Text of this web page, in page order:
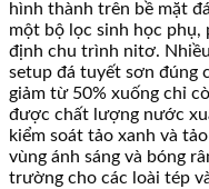
hình thành trên bề mặt
một bộ lọc sinh học phụ,
định chu trình nitơ.
setup đá tuyết sơn đúng
giảm từ 50% xuống chỉ
được chất lượng nước
kiểm soát tảo xanh và
vùng ánh sáng và bóng
trường cho các loài tép